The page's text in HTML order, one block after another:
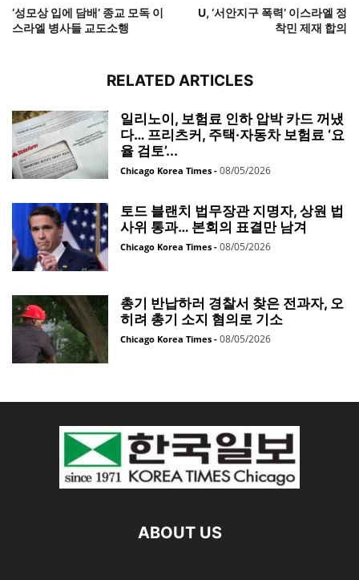
‘성모상 입에 담배’ 종교 모독 이
스라엘 병사들 교도소행
U, ‘서안지구 폭력’ 이스라엘 정
착민 제재 합의
RELATED ARTICLES
일리노이, 보험료 인하 압박 카드 꺼냈
다… 프리츠커, 주택·자동차 보험료 ‘요
율 검토’...
Chicago Korea Times - 08/05/2026
토드 블랜치 법무장관 지명자, 상원 법
사위 통과… 본회의 표결만 남겨
Chicago Korea Times - 08/05/2026
총기 반납하러 경찰서 찾은 전과자, 오
히려 총기 소지 혐의로 기소
Chicago Korea Times - 08/05/2026
ABOUT US